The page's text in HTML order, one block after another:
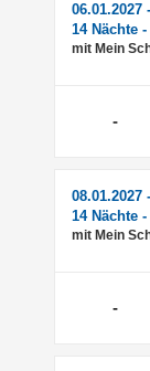
06.01.2027
14 Nächte
mit Mein
-
08.01.2027
14 Nächte
mit Mein
-